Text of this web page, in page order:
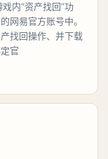
内“资产找回”功
网易官方账号中。
找回操作、并下载
官